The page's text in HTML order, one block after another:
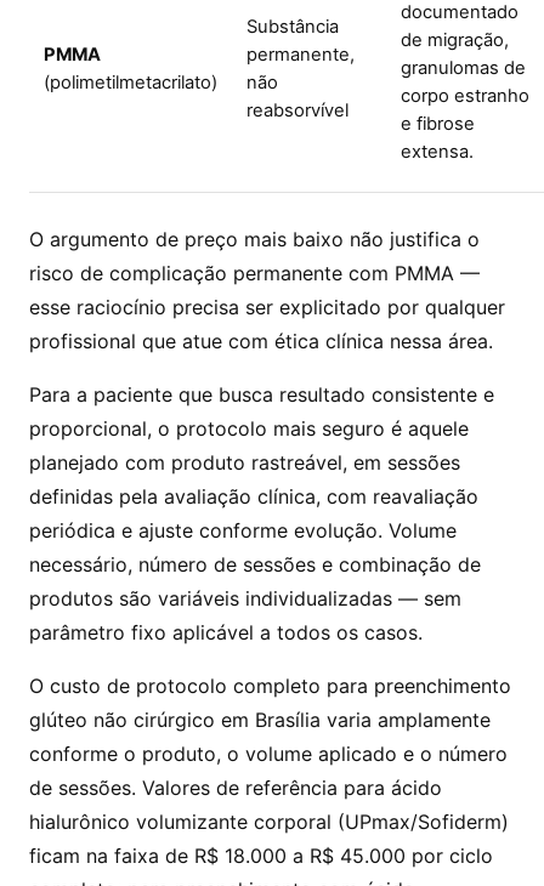
PMMA
(polimetilmetacrilato)
Substância
permanente,
não
reabsorvível
documentado
de migração,
granulomas de
corpo estranho
e fibrose
extensa.
O argumento de preço mais baixo não justifica o
risco de complicação permanente com PMMA —
esse raciocínio precisa ser explicitado por qualquer
profissional que atue com ética clínica nessa área.
Para a paciente que busca resultado consistente e
proporcional, o protocolo mais seguro é aquele
planejado com produto rastreável, em sessões
definidas pela avaliação clínica, com reavaliação
periódica e ajuste conforme evolução. Volume
necessário, número de sessões e combinação de
produtos são variáveis individualizadas — sem
parâmetro fixo aplicável a todos os casos.
O custo de protocolo completo para preenchimento
glúteo não cirúrgico em Brasília varia amplamente
conforme o produto, o volume aplicado e o número
de sessões. Valores de referência para ácido
hialurônico volumizante corporal (UPmax/Sofiderm)
ficam na faixa de R$ 18.000 a R$ 45.000 por ciclo